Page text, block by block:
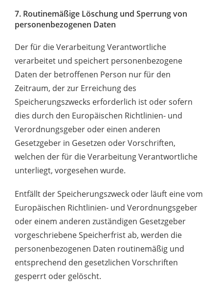
7. Routinemäßige Löschung und Sperrung von
personenbezogenen Daten
Der für die Verarbeitung Verantwortliche
verarbeitet und speichert personenbezogene
Daten der betroffenen Person nur für den
Zeitraum, der zur Erreichung des
Speicherungszwecks erforderlich ist oder sofern
dies durch den Europäischen Richtlinien- und
Verordnungsgeber oder einen anderen
Gesetzgeber in Gesetzen oder Vorschriften,
welchen der für die Verarbeitung Verantwortliche
unterliegt, vorgesehen wurde.
Entfällt der Speicherungszweck oder läuft eine vom
Europäischen Richtlinien- und Verordnungsgeber
oder einem anderen zuständigen Gesetzgeber
vorgeschriebene Speicherfrist ab, werden die
personenbezogenen Daten routinemäßig und
entsprechend den gesetzlichen Vorschriften
gesperrt oder gelöscht.